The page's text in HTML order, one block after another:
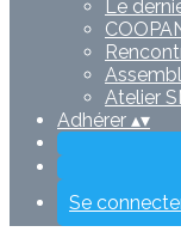
Le
Atelier
Adhérer ▴▾
Se